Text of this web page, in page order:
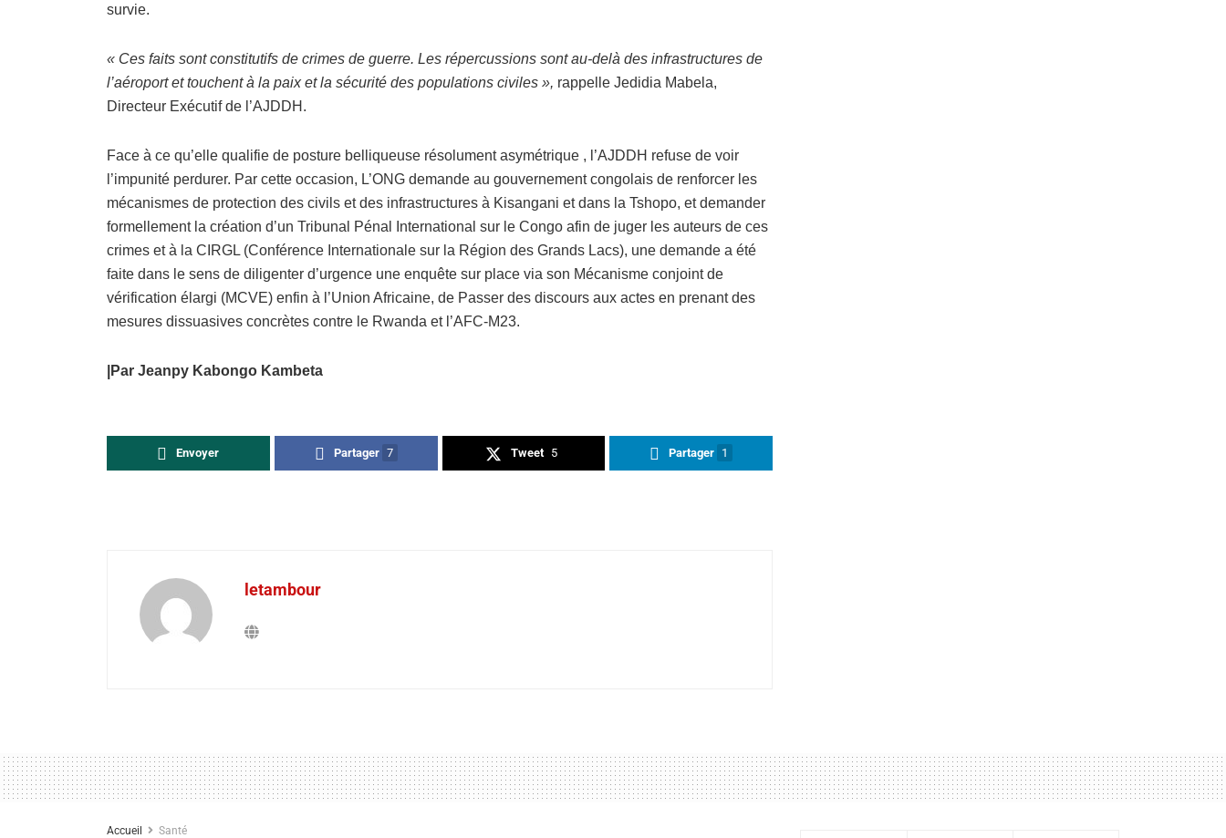
survie.
« Ces faits sont constitutifs de crimes de guerre. Les répercussions sont au-delà des infrastructures de
l’aéroport et touchent à la paix et la sécurité des populations civiles », rappelle Jedidia Mabela,
Directeur Exécutif de l’AJDDH.
Face à ce qu’elle qualifie de posture belliqueuse résolument asymétrique , l’AJDDH refuse de voir
l’impunité perdurer. Par cette occasion, L’ONG demande au gouvernement congolais de renforcer les
mécanismes de protection des civils et des infrastructures à Kisangani et dans la Tshopo, et demander
formellement la création d’un Tribunal Pénal International sur le Congo afin de juger les auteurs de ces
crimes et à la CIRGL (Conférence Internationale sur la Région des Grands Lacs), une demande a été
faite dans le sens de diligenter d’urgence une enquête sur place via son Mécanisme conjoint de
vérification élargi (MCVE) enfin à l’Union Africaine, de Passer des discours aux actes en prenant des
mesures dissuasives concrètes contre le Rwanda et l’AFC-M23.
|Par Jeanpy Kabongo Kambeta
Envoyer Partager 7 Tweet 5 Partager 1
letambour
Accueil Santé